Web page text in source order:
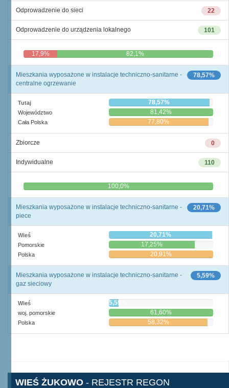
22
Odprowadzenie do sieci
101
Odprowadzenie do urządzenia lokalnego
17,9% 82,1%
78,57%
Mieszkania wyposażone w instalacje techniczno-sanitarne -
centralne ogrzewanie
Tutaj 78,57%
Województwo 81,42%
Cała Polska 77,80%
0
Zbiorcze
110
Indywidualne
0,0% 100,0%
20,71%
Mieszkania wyposażone w instalacje techniczno-sanitarne -
piece
Wieś 20,71%
Pomorskie 17,25%
Polska 20,91%
5,59%
Mieszkania wyposażone w instalacje techniczno-sanitarne -
gaz sieciowy
Wieś 5,59%
woj. pomorskie 61,60%
Polska 58,32%
WIEŚ ŻUKOWO - REJESTR REGON